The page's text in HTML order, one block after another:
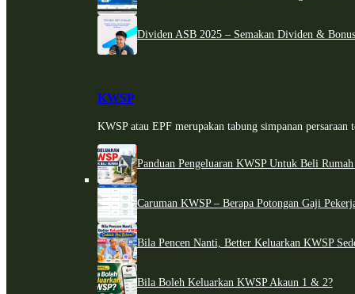
Dividen ASB 2025 – Semakan Dividen &
KWSP
KWSP atau EPF merupakan tabung simpanan persaraan
Panduan Pengeluaran KWSP Untuk Beli
Caruman KWSP – Berapa Potongan Gaji
Bila Pencen Nanti, Better Keluarkan KWSP
Bila Boleh Keluarkan KWSP Akaun 1 & 2?